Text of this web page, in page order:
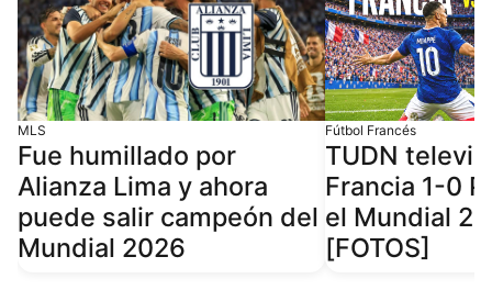
MLS
Fue humillado por
Alianza Lima y ahora
puede salir campeón del
Mundial 2026
Fútbol Francés
TUDN
Francia 1-0
el Mundial
[FOTOS]